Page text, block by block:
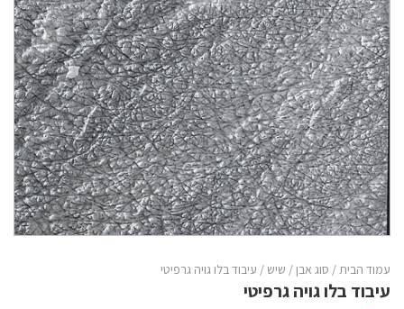
עמוד הבית / סוג אבן/ שיש/ עיבוד בלו גויה גרפיטי
עיבוד בלו גויה גרפיטי